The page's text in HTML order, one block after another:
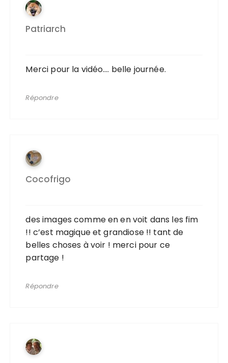
Patriarch
Merci pour la vidéo…. belle journée.
Répondre
Cocofrigo
des images comme en en voit dans les fim
!! c’est magique et grandiose !! tant de
belles choses à voir ! merci pour ce
partage !
Répondre